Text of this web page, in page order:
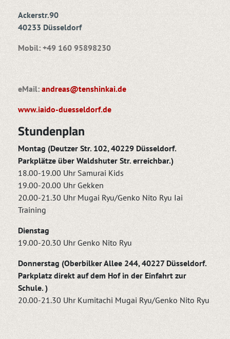
Ackerstr.90
40233 Düsseldorf
Mobil: +49 160 95898230
eMail: andreas@tenshinkai.de
www.iaido-duesseldorf.de
Stundenplan
Montag (Deutzer Str. 102, 40229 Düsseldorf.
Parkplätze über Waldshuter Str. erreichbar.)
18.00-19.00 Uhr Samurai Kids
19.00-20.00 Uhr Gekken
20.00-21.30 Uhr Mugai Ryu/Genko Nito Ryu Iai
Training
Dienstag
19.00-20.30 Uhr Genko Nito Ryu
Donnerstag (Oberbilker Allee 244, 40227 Düsseldorf.
Parkplatz direkt auf dem Hof in der Einfahrt zur
Schule. )
20.00-21.30 Uhr Kumitachi Mugai Ryu/Genko Nito Ryu